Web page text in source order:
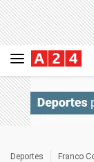
Deportes Franco